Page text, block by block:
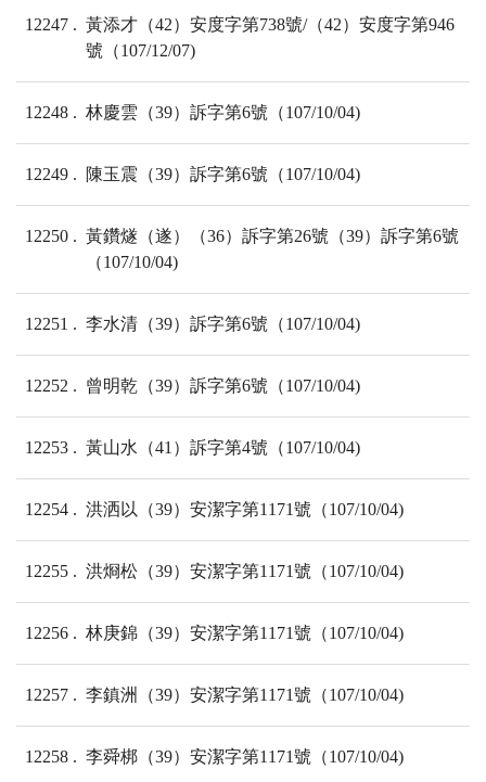
12247
黃添才（42）安度字第738號/（42）安度字第946
號（107/12/07)
12248 林慶雲（39）訴字第6號（107/10/04)
12249 陳玉震（39）訴字第6號（107/10/04)
12250
黃鑽燧（遂）（36）訴字第26號（39）訴字第6號
（107/10/04)
12251 李水清（39）訴字第6號（107/10/04)
12252 曾明乾（39）訴字第6號（107/10/04)
12253 黃山水（41）訴字第4號（107/10/04)
12254 洪洒以（39）安潔字第1171號（107/10/04)
12255 洪烱松（39）安潔字第1171號（107/10/04)
12256 林庚錦（39）安潔字第1171號（107/10/04)
12257 李鎮洲（39）安潔字第1171號（107/10/04)
12258 李舜梆（39）安潔字第1171號（107/10/04)